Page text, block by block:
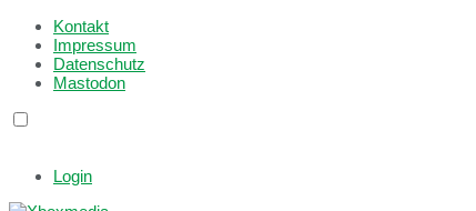
Kontakt
Impressum
Datenschutz
Mastodon
Login